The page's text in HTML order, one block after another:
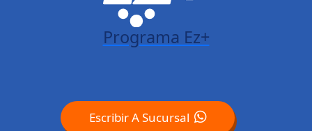
Programa Ez+
Escribir A Sucursal